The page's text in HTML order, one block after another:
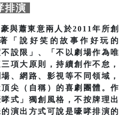
排演
與蕭東意兩人於2011年所創
「說好笑的故事作好玩的
設限」、「不以劇場作為唯
項大原則，持續創作不怠，
、網路、影視等不同領域，
尖（自稱）的喜劇團體。作
式」獨創風格，不按牌理出
演出方式可說是嚎哮排演的